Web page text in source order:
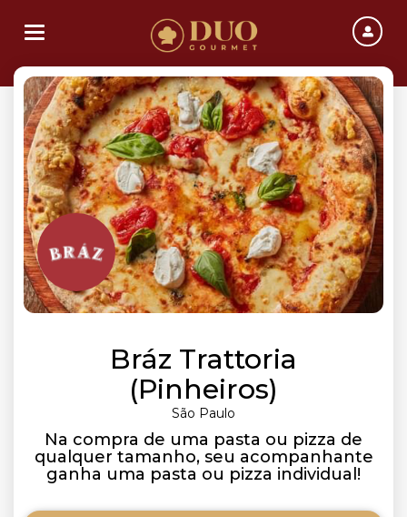
Toggle navigation
Bráz Trattoria
(Pinheiros)
São Paulo
Na compra de uma pasta ou pizza de
qualquer tamanho, seu acompanhante
ganha uma pasta ou pizza individual!